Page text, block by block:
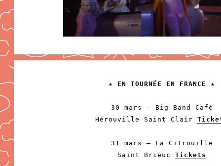
★ EN TOURNÉE EN FRANCE ★
30 mars – Big Band Café
Hérouville Saint Clair
31 mars – La Citrouille
Saint Brieuc Tickets